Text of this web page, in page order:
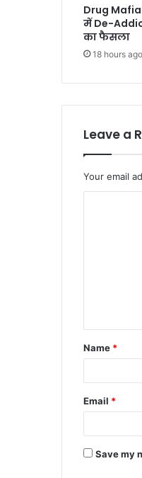
Drug Mafia
में De-
का फैसला
18 hours ago
Leave a
Your email
t
*
Name *
Email *
Save my